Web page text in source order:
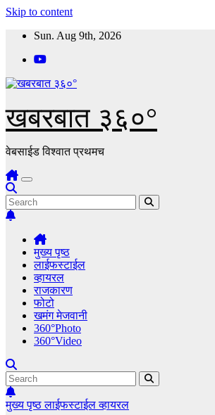
Skip to content
Sun. Aug 9th, 2026
खबरबात ३६०°
वेबसाईड विश्वात प्रथमच
मुख्य पृष्ठ
लाईफस्टाईल
व्हायरल
राजकारण
फोटो
खमंग मेजवानी
360°Photo
360°Video
मुख्य पृष्ठलाईफस्टाईलव्हायरल